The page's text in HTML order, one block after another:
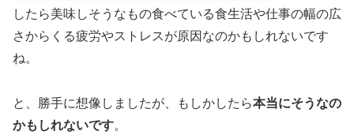
したら美味しそうなもの食べている食生活や仕事の幅の広
さからくる疲労やストレスが原因なのかもしれないです
ね。
と、勝手に想像しましたが、もしかしたら本当にそうなの
かもしれないです。